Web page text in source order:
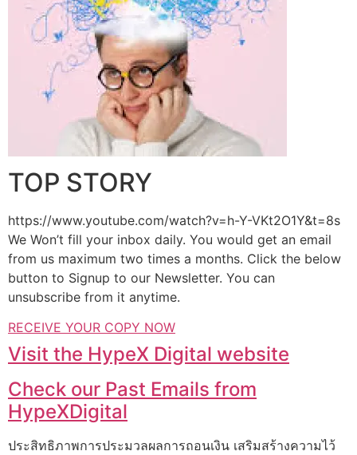
TOP STORY
https://www.youtube.com/watch?v=h-Y-VKt2O1Y&t=8s
We Won’t fill your inbox daily. You would get an email
from us maximum two times a months. Click the below
button to Signup to our Newsletter. You can
unsubscribe from it anytime.
RECEIVE YOUR COPY NOW
Visit the HypeX Digital website
Check our Past Emails from
HypeXDigital
ประสิทธิภาพการประมวลผลการถอนเงิน เสริมสร้างความไว้